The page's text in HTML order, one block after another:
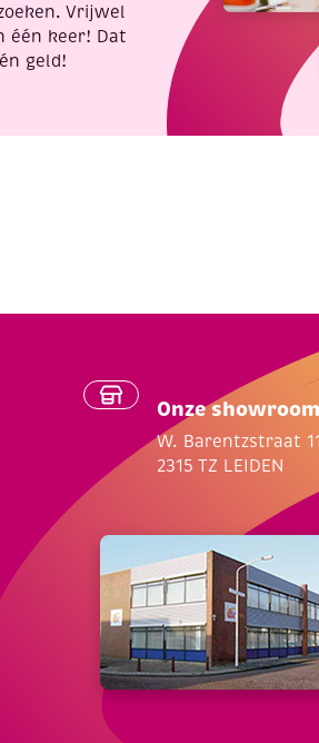
Vrijwel
één keer! Dat
geld!
Onze showroom
W. Barentzstraat
2315 TZ LEIDEN